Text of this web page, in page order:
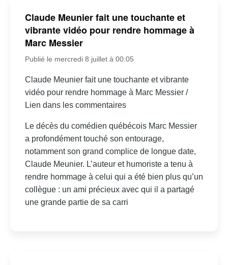
Claude Meunier fait une touchante et
vibrante vidéo pour rendre hommage à
Marc Messier
Publié le mercredi 8 juillet à 00:05
Claude Meunier fait une touchante et vibrante
vidéo pour rendre hommage à Marc Messier /
Lien dans les commentaires
Le décès du comédien québécois Marc Messier
a profondément touché son entourage,
notamment son grand complice de longue date,
Claude Meunier. L’auteur et humoriste a tenu à
rendre hommage à celui qui a été bien plus qu’un
collègue : un ami précieux avec qui il a partagé
une grande partie de sa carri